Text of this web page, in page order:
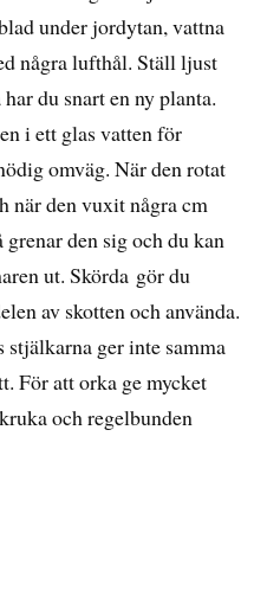
under jordytan, vattna
några lufthål. Ställ ljust
du snart en ny planta.
i ett glas vatten för
omväg. När den rotat
när den vuxit några cm
den sig och du kan
ut. Skörda gör du
av skotten och använda.
ger inte samma
För att orka ge mycket
och regelbunden